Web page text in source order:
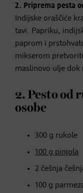
2. Priprema pesta
Indijske oraščiće
tavi. Papriku,
paprom i
mikserom
maslinovo ulje dok
2. Pesto od
osobe
300 g rukole
100 g pinjola
2 češnja
100 g